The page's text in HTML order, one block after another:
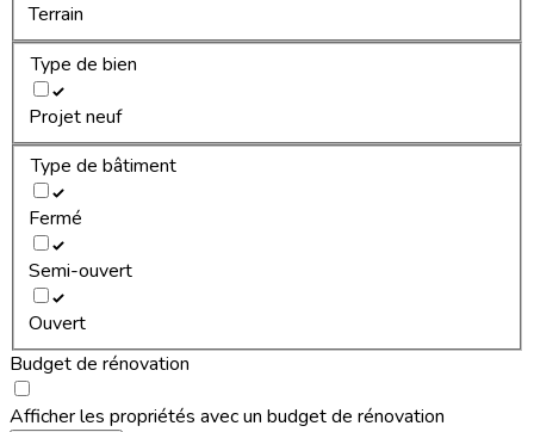
Terrain
Type de bien
Projet neuf
Type de bâtiment
Fermé
Semi-ouvert
Ouvert
Budget de rénovation
Afficher les propriétés avec un budget de rénovation